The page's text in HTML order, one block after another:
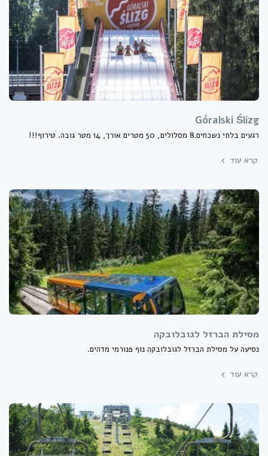
Góralski Ślizg
רגעים בלתי נשכחים.8 מסלולים, 50 מטרים אורך, 14 מטר גובה. טירוף!!!
קרא עוד
מסילת הברזל לגובלובקה
נסיעה על מסילת הברזל לגובלובקה נוף פנורמי מדהים.
קרא עוד